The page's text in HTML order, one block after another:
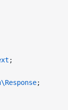
;
Response;